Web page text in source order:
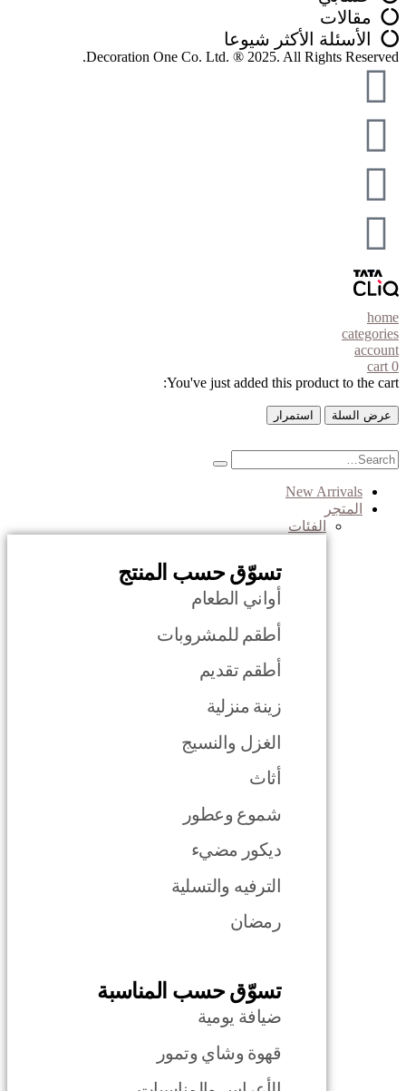
مقالات
الأسئلة الأكثر شيوعا
Decoration One Co. Ltd. ® 2025. All Rights Reserved.
home
categories
account
0
cart
You've just added this product to the cart:
عرض السلة استمرار
New Arrivals
المتجر
الفئات
تسوّق حسب المنتج
أواني الطعام
أطقم للمشروبات
أطقم تقديم
زينة منزلية
الغزل والنسيج
أثاث
شموع وعطور
ديكور مضيء
الترفيه والتسلية
رمضان
تسوّق حسب المناسبة
ضيافة يومية
قهوة وشاي وتمور